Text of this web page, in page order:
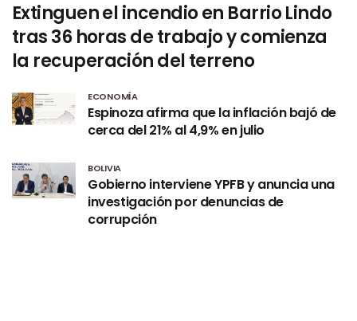
Extinguen el incendio en Barrio Lindo
tras 36 horas de trabajo y comienza
la recuperación del terreno
ECONOMÍA
Espinoza afirma que la inflación bajó de
cerca del 21% al 4,9% en julio
BOLIVIA
Gobierno interviene YPFB y anuncia una
investigación por denuncias de
corrupción